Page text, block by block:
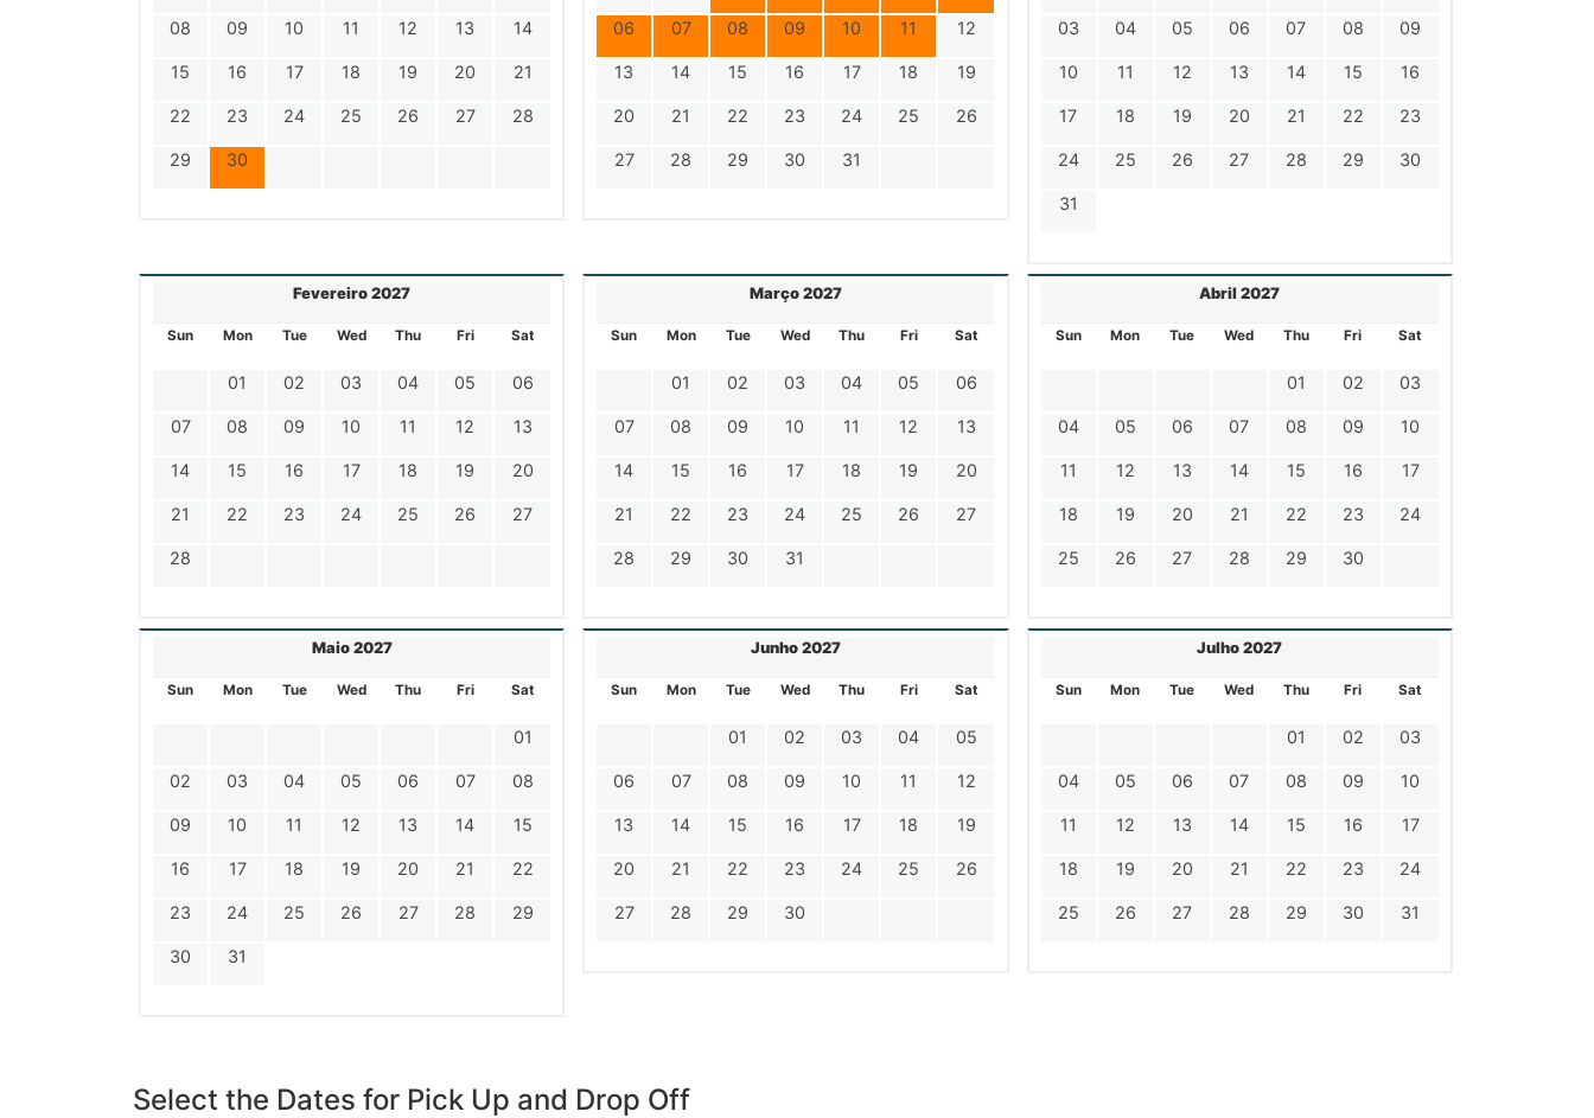
08 09 10 11 12 13 14
15 16 17 18 19 20 21
22 23 24 25 26 27 28
29 30
06 07 08 09 10 11 12
13 14 15 16 17 18 19
20 21 22 23 24 25 26
27 28 29 30 31
03 04 05 06 07 08 09
10 11 12 13 14 15 16
17 18 19 20 21 22 23
24 25 26 27 28 29 30
31
Fevereiro 2027
Sun Mon Tue Wed Thu Fri Sat
01 02 03 04 05 06
07 08 09 10 11 12 13
14 15 16 17 18 19 20
21 22 23 24 25 26 27
28
Março 2027
Sun Mon Tue Wed Thu Fri Sat
01 02 03 04 05 06
07 08 09 10 11 12 13
14 15 16 17 18 19 20
21 22 23 24 25 26 27
28 29 30 31
Abril 2027
Sun Mon Tue Wed Thu Fri Sat
01 02 03
04 05 06 07 08 09 10
11 12 13 14 15 16 17
18 19 20 21 22 23 24
25 26 27 28 29 30
Maio 2027
Sun Mon Tue Wed Thu Fri Sat
01
02 03 04 05 06 07 08
09 10 11 12 13 14 15
16 17 18 19 20 21 22
23 24 25 26 27 28 29
30 31
Junho 2027
Sun Mon Tue Wed Thu Fri Sat
01 02 03 04 05
06 07 08 09 10 11 12
13 14 15 16 17 18 19
20 21 22 23 24 25 26
27 28 29 30
Julho 2027
Sun Mon Tue Wed Thu Fri Sat
01 02 03
04 05 06 07 08 09 10
11 12 13 14 15 16 17
18 19 20 21 22 23 24
25 26 27 28 29 30 31
Select the Dates for Pick Up and Drop Off